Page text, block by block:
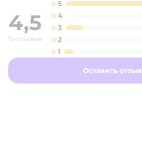
4,5
15 отзывов
5
4
3
2
1
Оставить отзыв